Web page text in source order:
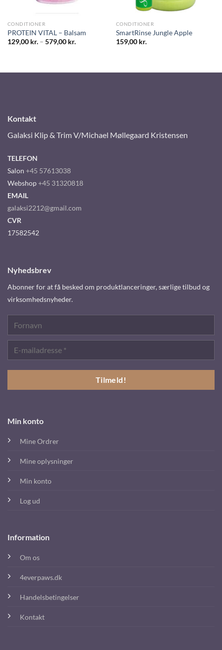
CONDITIONER
PROTEIN VITAL – Balsam
129,00 kr.– 579,00 kr.
CONDITIONER
SmartRinse Jungle Apple
159,00 kr.
Kontakt
Galaksi Klip & Trim V/Michael Møllegaard Kristensen
TELEFON
Salon +45 57613038
Webshop+45 31320818
EMAIL
galaksi2212@gmail.com
CVR
17582542
Min konto
Mine Ordrer
Mine oplysninger
Min konto
Log ud
Information
Om os
4everpaws.dk
Handelsbetingelser
Kontakt
Nyhedsbrev
Abonner for at få besked om produktlanceringer, særlige tilbud og
virksomhedsnyheder.